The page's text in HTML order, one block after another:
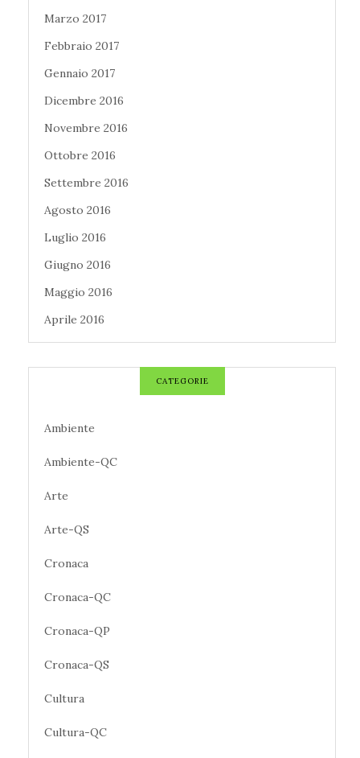
Marzo 2017
Febbraio 2017
Gennaio 2017
Dicembre 2016
Novembre 2016
Ottobre 2016
Settembre 2016
Agosto 2016
Luglio 2016
Giugno 2016
Maggio 2016
Aprile 2016
CATEGORIE
Ambiente
Ambiente-QC
Arte
Arte-QS
Cronaca
Cronaca-QC
Cronaca-QP
Cronaca-QS
Cultura
Cultura-QC